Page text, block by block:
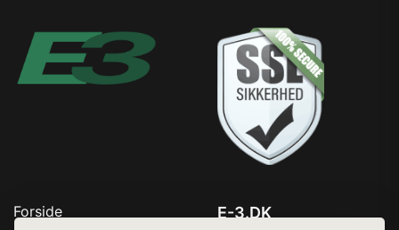
Forside
E-3.DK